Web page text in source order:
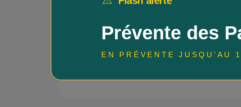
La
Prévente des
EN PRÉVENTE JUSQU'AU